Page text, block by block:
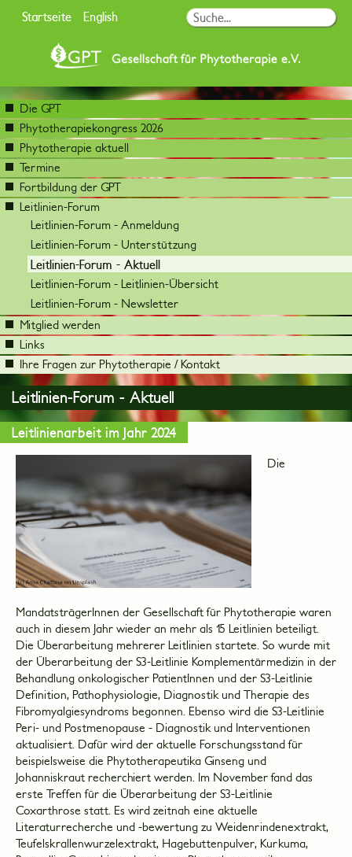
Startseite English
Die GPT
Phytotherapiekongress 2026
Phytotherapie aktuell
Termine
Fortbildung der GPT
Leitlinien-Forum
Leitlinien-Forum - Anmeldung
Leitlinien-Forum - Unterstützung
Leitlinien-Forum - Aktuell
Leitlinien-Forum - Leitlinien-Übersicht
Leitlinien-Forum - Newsletter
Mitglied werden
Links
Ihre Fragen zur Phytotherapie / Kontakt
Leitlinien-Forum - Aktuell
Leitlinienarbeit im Jahr 2024
Die
MandatsträgerInnen der Gesellschaft für Phytotherapie waren
auch in diesem Jahr wieder an mehr als 15 Leitlinien beteiligt.
Die Überarbeitung mehrerer Leitlinien startete. So wurde mit
der Überarbeitung der S3-Leitlinie Komplementärmedizin in der
Behandlung onkologischer PatientInnen und der S3-Leitlinie
Definition, Pathophysiologie, Diagnostik und Therapie des
Fibromyalgiesyndroms begonnen. Ebenso wird die S3-Leitlinie
Peri- und Postmenopause - Diagnostik und Interventionen
aktualisiert. Dafür wird der aktuelle Forschungsstand für
beispielsweise die Phytotherapeutika Ginseng und
Johanniskraut recherchiert werden. Im November fand das
erste Treffen für die Überarbeitung der S3-Leitlinie
Coxarthrose statt. Es wird zeitnah eine aktuelle
Literaturrecherche und -bewertung zu Weidenrindenextrakt,
Teufelskrallenwurzelextrakt, Hagebuttenpulver, Kurkuma,